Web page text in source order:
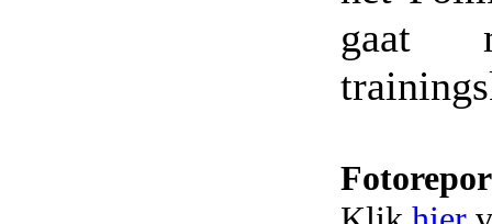
gaat